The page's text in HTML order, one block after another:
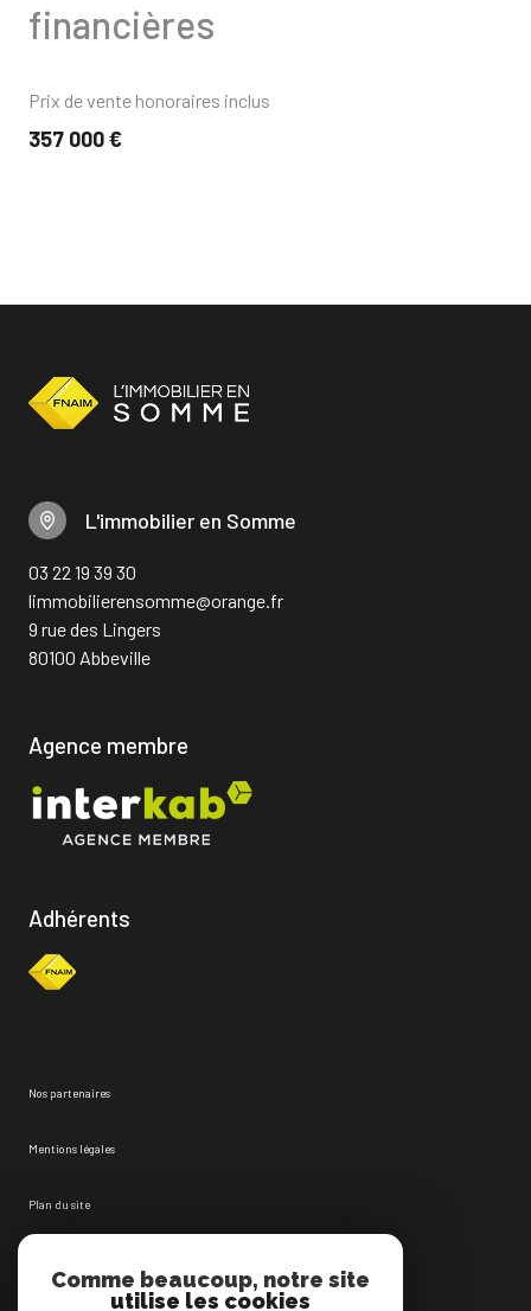
financières
Prix de vente honoraires inclus
357 000 €
L'immobilier en Somme
03 22 19 39 30
limmobilierensomme@orange.fr
9 rue des Lingers
80100 Abbeville
Agence membre
Adhérents
Nos partenaires
Mentions légales
Plan du site
Comme beaucoup, notre site
utilise les cookies